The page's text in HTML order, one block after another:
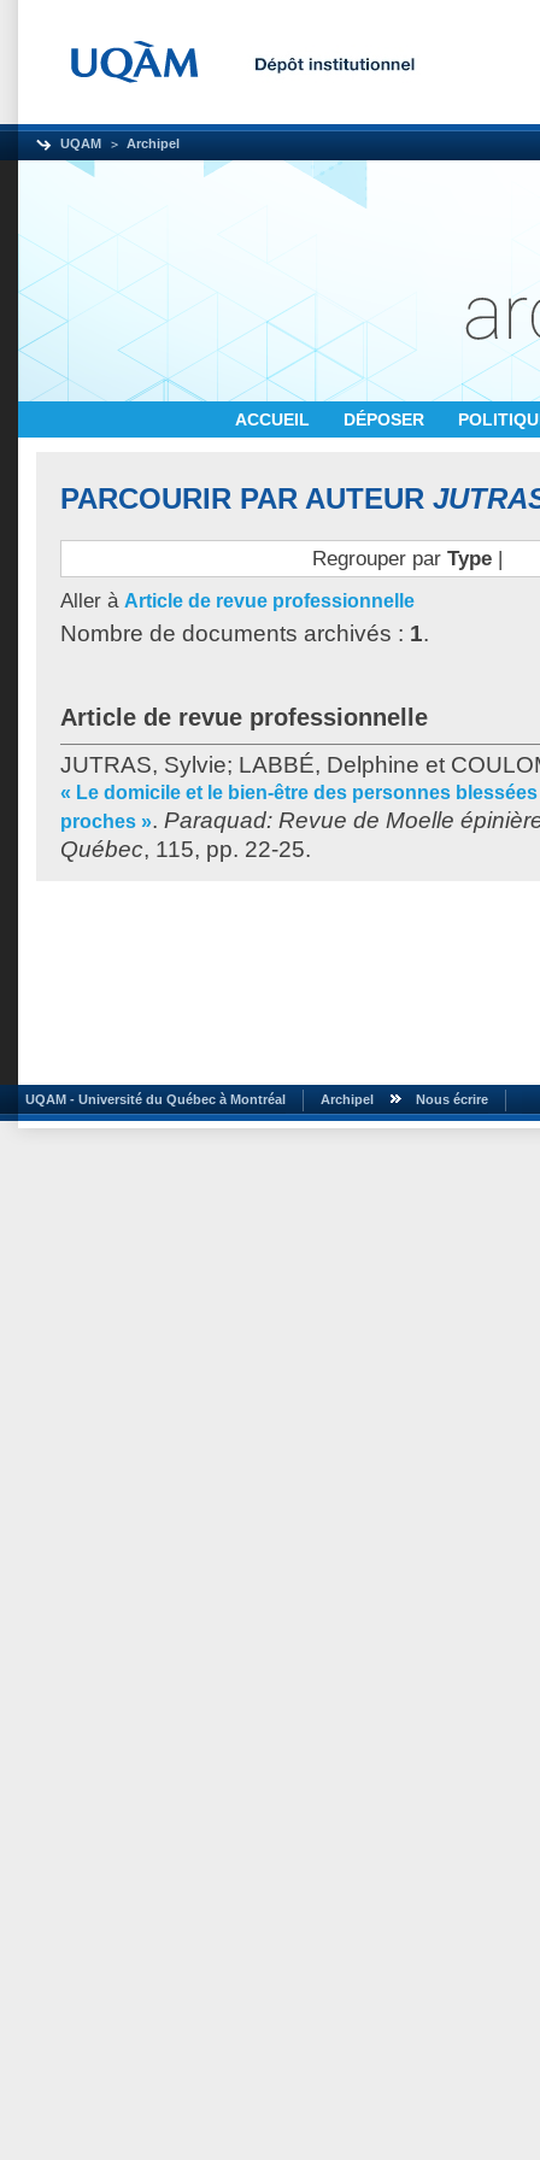
UQAM Archipel
ACCUEIL DÉPOSER
PARCOURIR PAR AUTEUR
Regrouper par Type|
Aller à Article de revue professionnelle
Nombre de documents archivés : 1.
Article de revue professionnelle
JUTRAS, Sylvie; LABBÉ, Delphine et
« Le domicile et le bien-être des personnes
proches ». Paraquad: Revue de Moelle
Québec, 115, pp. 22-25.
UQAM - Université du Québec à Montréal Archipel Nous écrire